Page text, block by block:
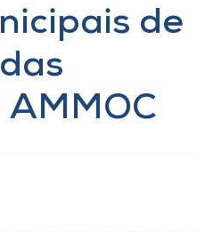
de
AMMOC